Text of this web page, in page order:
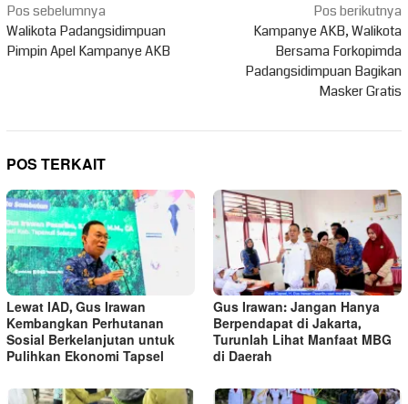
Navigasi
pos
Pos sebelumnya
Walikota Padangsidimpuan
Pimpin Apel Kampanye AKB
Pos berikutnya
Kampanye AKB, Walikota
Bersama Forkopimda
Padangsidimpuan Bagikan
Masker Gratis
POS TERKAIT
Lewat IAD, Gus Irawan
Kembangkan Perhutanan
Sosial Berkelanjutan untuk
Pulihkan Ekonomi Tapsel
Gus Irawan: Jangan Hanya
Berpendapat di Jakarta,
Turunlah Lihat Manfaat MBG
di Daerah